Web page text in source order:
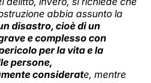
abbia assunto la
disastro, cioè di un
e complesso con
per la vita e la
persone,
considerate, mentre